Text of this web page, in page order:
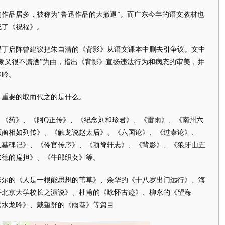
品居多，被称为“鲁迅作品的大撤退”。而广东今年的语文教材也
《祝福》。
启阵曾建议把朱自清的《背影》从语文课本中删去引争议。文中
又很不潇洒”为由，指出《背影》宣扬违法行为和病态的审美，并
。
要的取而代之的是什么。
药》、《阿Q正传》、《纪念刘和珍君》、《雷雨》、《南州六
相如列传》、《触龙说赵太后》、《六国论》、《过秦论》、
碑记》、《伶官传序》、《项脊轩志》、《背影》、《狼牙山五
的扁担》、《牛郎织女》等。
的《人是一根能思想的苇草》、余华的《十八岁出门远行》、海
京大学校长之演说》、杜甫的《咏怀古迹》、柳永的《望海
龙吟》、戴望舒的《雨巷》等篇目